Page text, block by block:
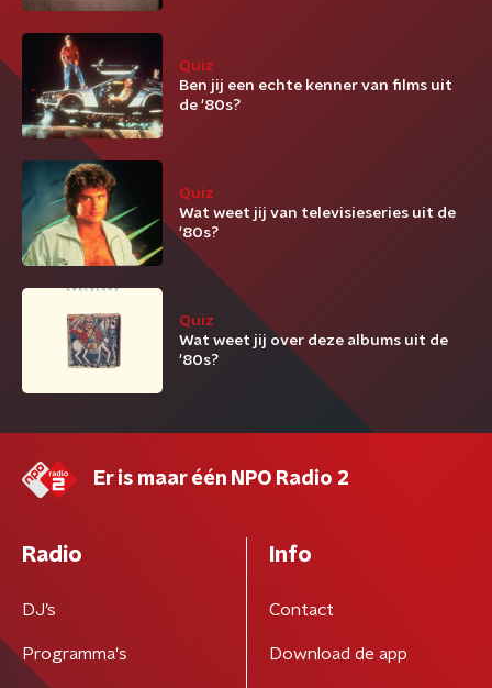
Quiz
Ben jij een echte kenner van films uit
de '80s?
Quiz
Wat weet jij van televisieseries uit de
'80s?
Quiz
Wat weet jij over deze albums uit de
'80s?
Er is maar één NPO Radio 2
Radio
DJ’s
Programma's
Info
Contact
Download de app